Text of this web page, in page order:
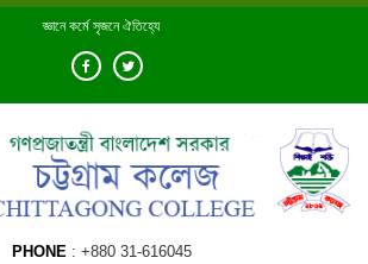
জ্ঞানে কর্মে সৃজনে ঐতিহ্যে
PHONE +880 31-616045